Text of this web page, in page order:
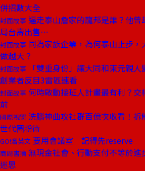
併招數大全
封面故事 逼走泰山詹家的龍邦是誰？他
局台壽出售⋯
封面故事 同為家族企業，為何泰山止步
做越大？
封面故事
「雙重身份」讓大同和東元親
創業者反目3雷區速看
封面故事 何時啟動接班人計畫最有利？
前
國際視窗 洗腦神曲攻社群百億次收看！
世代圈粉術
GO!溜英文 要用會議室 記得先reserve
商周書摘 無現金社會、行動支付不等於
迷思